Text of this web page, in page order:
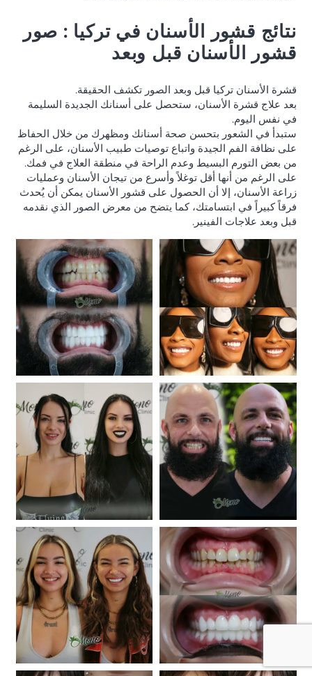
نتائج قشور الأسنان في تركيا : صور
قشور الأسنان قبل وبعد
قشرة الأسنان تركيا قبل وبعد الصور تكشف الحقيقة.
بعد علاج قشرة الأسنان، ستحصل على أسنانك الجديدة السليمة
في نفس اليوم.
ستبدأ في الشعور بتحسن صحة أسنانك ومظهرك من خلال الحفاظ
على نظافة الفم الجيدة واتباع توصيات طبيب الأسنان، على الرغم
من بعض التورم البسيط وعدم الراحة في منطقة العلاج في فمك.
على الرغم من أنها أقل توغلاً وأسرع من تيجان الأسنان وعمليات
زراعة الأسنان، إلا أن الحصول على قشور الأسنان يمكن أن يُحدث
فرقاً كبيراً في ابتسامتك، كما يتضح من معرض الصور الذي نقدمه
قبل وبعد علاجات الفينير.